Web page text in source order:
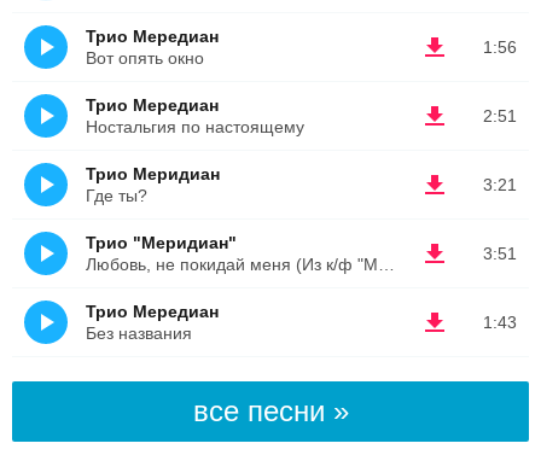
1:56
Трио Мередиан
Вот опять окно
2:51
Трио Мередиан
Ностальгия по настоящему
3:21
Трио Меридиан
Где ты?
3:51
Трио "Меридиан"
1:43
Трио Мередиан
Без названия
все песни »